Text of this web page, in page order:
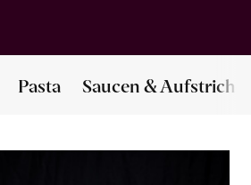
Pasta Saucen & Aufstriche